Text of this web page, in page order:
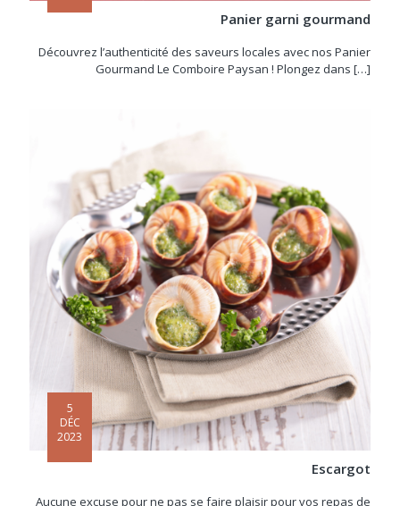
Panier garni gourmand
Découvrez l’authenticité des saveurs locales avec nos Panier
Gourmand Le Comboire Paysan ! Plongez dans […]
5
DÉC
2023
Escargot
Aucune excuse pour ne pas se faire plaisir pour vos repas de